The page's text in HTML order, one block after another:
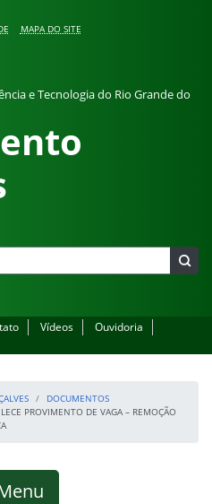
MAPA DO SITE
e Tecnologia do Rio Grande do
Vídeos
Ouvidoria
DOCUMENTOS
PROVIMENTO DE VAGA – REMOÇÃO